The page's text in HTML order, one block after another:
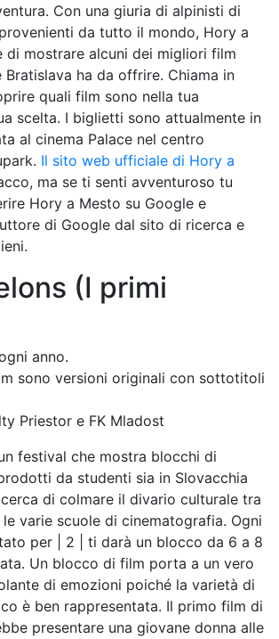
Con una giuria di alpinisti di
da tutto il mondo, Hory a
di mostrare alcuni dei migliori film
ha da offrire. Chiama in
quali film sono nella tua
scelta. I biglietti sono attualmente in
al cinema Palace nel centro
Il sito web ufficiale di Hory a
ma se ti senti avventuroso tu
Hory a Mesto su Google e
di Google dal sito di ricerca e
(I primi
anno.
sono versioni originali con sottotitoli
Priestor e FK Mladost
festival che mostra blocchi di
da studenti sia in Slovacchia
di colmare il divario culturale tra
varie scuole di cinematografia. Ogni
per | 2 | ti darà un blocco da 6 a 8
Un blocco di film porta a un vero
di emozioni poiché la varietà di
è ben rappresentata. Il primo film di
presentare una giovane donna alle